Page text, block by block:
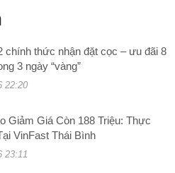
chính thức nhận đặt cọc – ưu đãi 8
3 ngày “vàng”
22:20
Giảm Giá Còn 188 Triệu: Thực
VinFast Thái Bình
23:11